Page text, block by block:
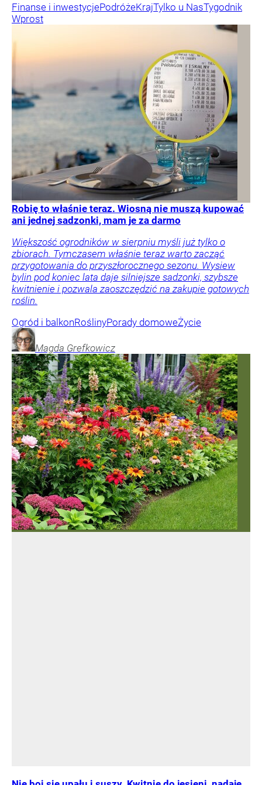
Finanse i inwestycjePodróżeKrajTylko u NasTygodnik
Wprost
Robię to właśnie teraz. Wiosną nie muszą kupować
ani jednej sadzonki, mam je za darmo
Większość ogrodników w sierpniu myśli już tylko o
zbiorach. Tymczasem właśnie teraz warto zacząć
przygotowania do przyszłorocznego sezonu. Wysiew
bylin pod koniec lata daje silniejsze sadzonki, szybsze
kwitnienie i pozwala zaoszczędzić na zakupie gotowych
roślin.
Ogród i balkonRoślinyPorady domoweŻycie
Magda Grefkowicz